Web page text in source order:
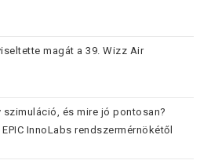
magát a 39. Wizz Air
és mire jó pontosan?
InnoLabs rendszermérnökétől